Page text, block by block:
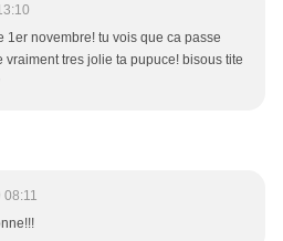
1er novembre! tu vois que ca passe
vraiment tres jolie ta pupuce! bisous tite
08:11